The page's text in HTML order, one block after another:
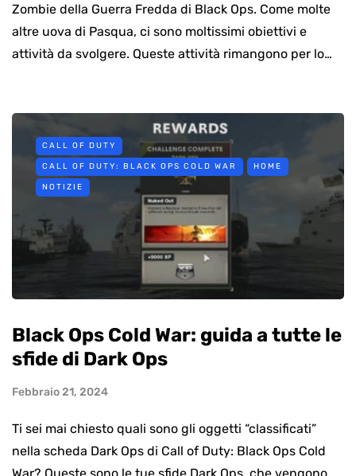
Zombie della Guerra Fredda di Black Ops. Come molte
altre uova di Pasqua, ci sono moltissimi obiettivi e
attività da svolgere. Queste attività rimangono per lo…
CALL OF DUTY
CALL OF DUTY: BLACK OPS COLD WAR HOME
NOTIZIE
Black Ops Cold War: guida a tutte le
sfide di Dark Ops
Febbraio 21, 2024
Ti sei mai chiesto quali sono gli oggetti “classificati”
nella scheda Dark Ops di Call of Duty: Black Ops Cold